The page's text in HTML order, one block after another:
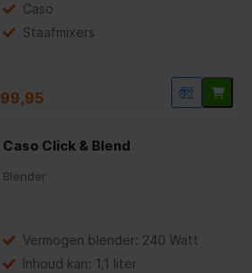
Caso
Staafmixers
99,95
Caso Click & Blend
Blender
Vermogen blender: 240 Watt
Inhoud kan: 1,1 liter